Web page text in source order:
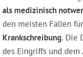
als medizinisch
den meisten Fällen
Krankschreibung. Die
des Eingriffs und